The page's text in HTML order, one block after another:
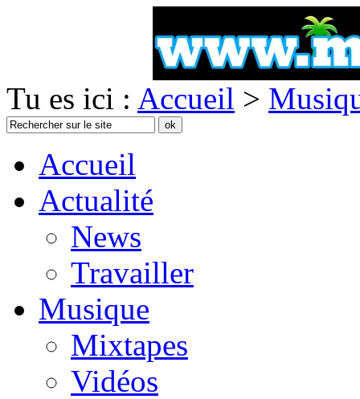
Tu es ici : Accueil >
Accueil
Actualité
News
Travailler
Musique
Mixtapes
Vidéos